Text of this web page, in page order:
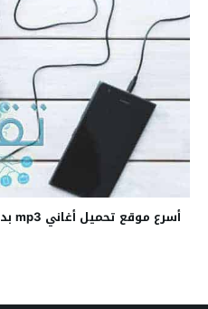
أسرع موقع تحميل أغاني mp3 بدون برامج 2023